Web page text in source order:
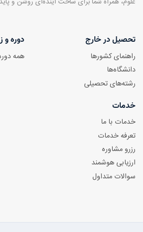
تحصیل در خارج
راهنمای کشورها
دانشگاه‌ها
رشته‌های تحصیلی
دوره و
همه
خدمات
خدمات با ما
تعرفه خدمات
رزرو مشاوره
ارزیابی هوشمند
سوالات متداول